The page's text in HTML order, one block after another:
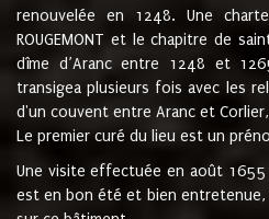
renouvelée en 1248. Une
ROUGEMONT et le chapitre de
dîme d’Aranc entre 1248 et
transigea plusieurs fois avec les
d'un couvent entre Aranc et
Le premier curé du lieu est un
Une visite effectuée en août
est en bon été et bien entretenue,